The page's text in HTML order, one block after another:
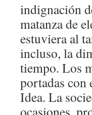
indignación
matanza de
estuviera al
incluso, la
tiempo. Los
portadas con
Idea. La
ocasiones,